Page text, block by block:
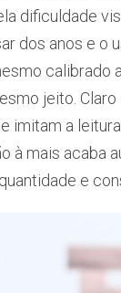
dificuldade
dos anos e o
calibrado
jeito.
imitam a
à mais acaba
e